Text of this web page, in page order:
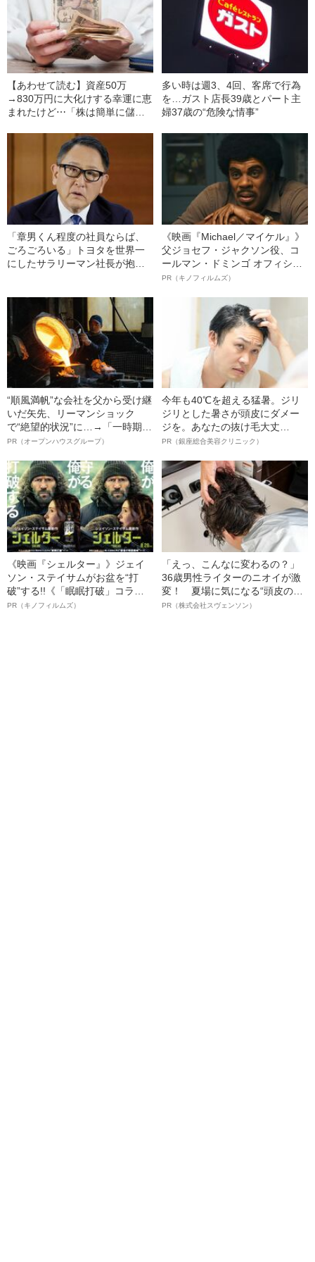
【あわせて読む】資産50万
→830万円に大化けする幸運に恵
まれたけど⋯「株は簡単に儲か
大失敗”【なぜ資産半減？】
多い時は週3、4回、客席で行為
を…ガスト店長39歳とパート主
婦37歳の“危険な情事”
「章男くん程度の社員ならば、
ごろごろいる」トヨタを世界一
にしたサラリーマン社長が抱い
《映画『Michael／マイケル』》
父ジョセフ・ジャクソン役、コ
ールマン・ドミンゴ オフィシャ
ルインタビュー“観客を魅了した
語る”《日本興収70億円突破》
PR（キノフィルムズ）
“順風満帆”な会社を父から受け継
いだ矢先、リーマンショック
で“絶望的状況”に…→「一時期は
納品3年待ち」のヒット商品を生
明かす、“逆転の戦術”
PR（オープンハウスグループ）
今年も40℃を超える猛暑。ジリ
ジリとした暑さが頭皮にダメー
ジを。あなたの抜け毛大丈
夫！？
PR（銀座総合美容クリニック）
《映画『シェルター』》ジェイ
ソン・ステイサムがお盆を“打
破”する!!《「眠眠打破」コラ
ボ》
PR（キノフィルムズ）
「えっ、こんなに変わるの？」
36歳男性ライターのニオイが激
変！ 夏場に気になる“頭皮のニ
オイ”や“ベタつき”を解消す
PR（株式会社スヴェンソン）